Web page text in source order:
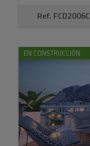
Ref. FCD2006C
EN CONSTRUCCIÓN